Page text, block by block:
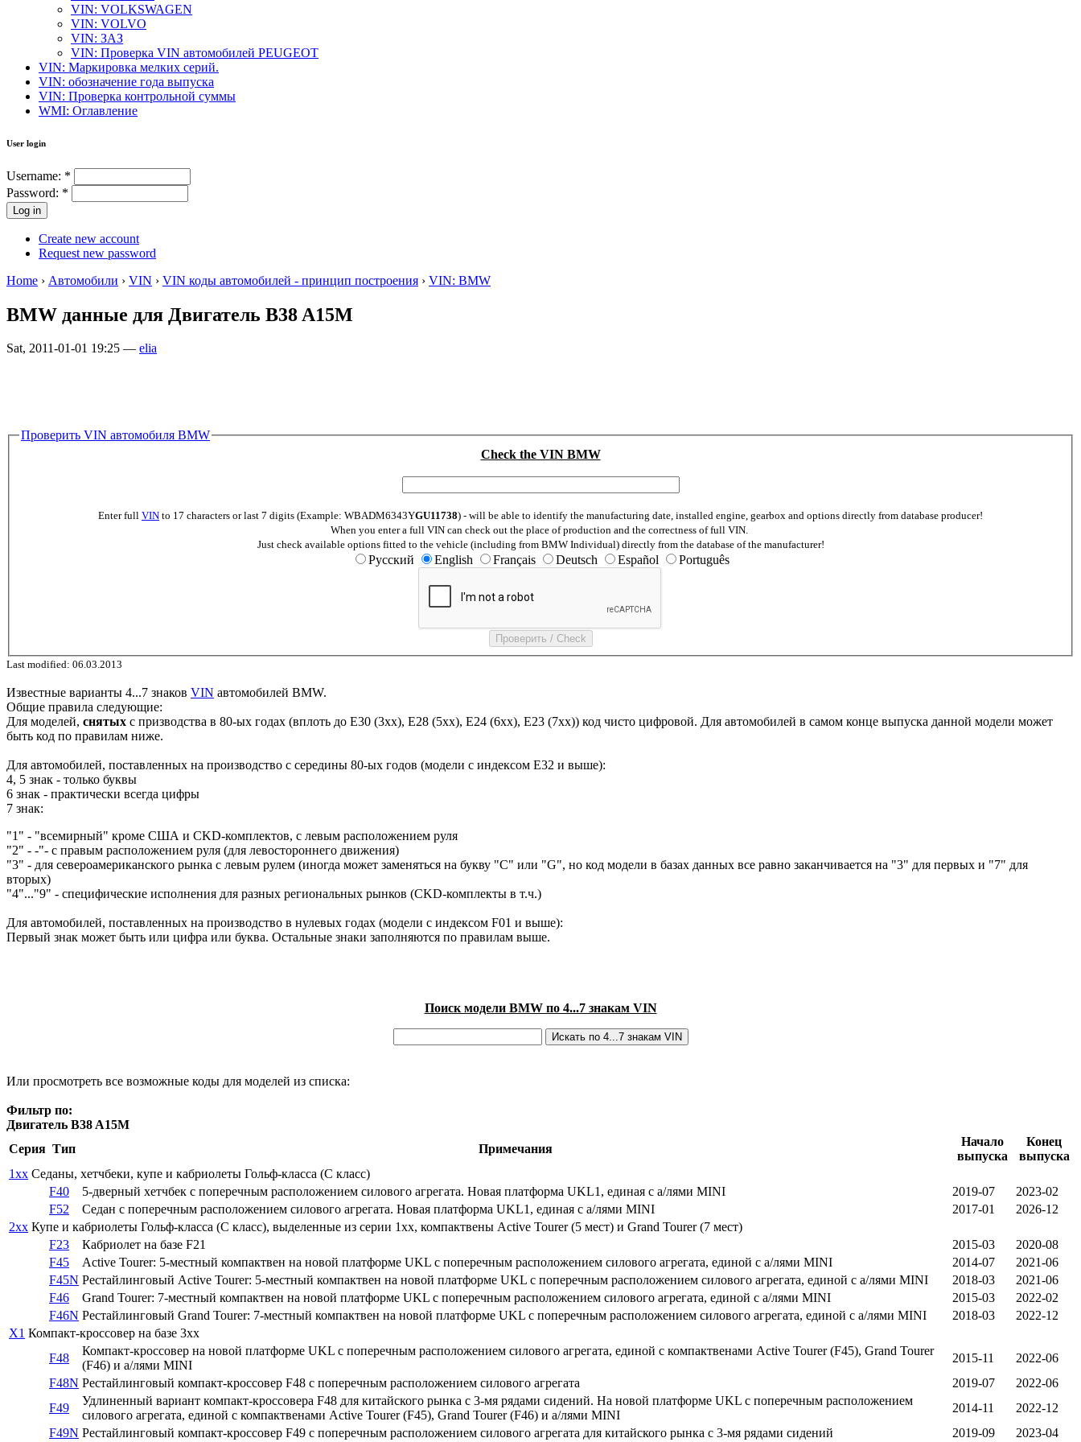
VIN: VOLKSWAGEN
VIN: VOLVO
VIN: ЗАЗ
VIN: Проверка VIN автомобилей PEUGEOT
VIN: Маркировка мелких серий.
VIN: обозначение года выпуска
VIN: Проверка контрольной суммы
WMI: Оглавление
User login
Username: *
Password: *
Create new account
Request new password
Home › Автомобили › VIN › VIN коды автомобилей - принцип построения › VIN: BMW
BMW данные для Двигатель B38 A15M
Sat, 2011-01-01 19:25 — elia
Проверить VIN автомобиля BMW
Check the VIN BMW
Enter full VIN to 17 characters or last 7 digits (Example: WBADM6343YGU11738) - will be able to identify the manufacturing date, installed engine, gearbox and options directly from database producer!
When you enter a full VIN can check out the place of production and the correctness of full VIN.
Just check available options fitted to the vehicle (including from BMW Individual) directly from the database of the manufacturer!
Русский English Français Deutsch Español Português
Last modified: 06.03.2013
Известные варианты 4...7 знаков VIN автомобилей BMW.
Общие правила следующие:
Для моделей, снятых с призводства в 80-ых годах (вплоть до E30 (3xx), E28 (5xx), E24 (6xx), E23 (7xx)) код чисто цифровой. Для автомобилей в самом конце выпуска данной модели может
быть код по правилам ниже.
Для автомобилей, поставленных на производство с середины 80-ых годов (модели с индексом E32 и выше):
4, 5 знак - только буквы
6 знак - практически всегда цифры
7 знак:
"1" - "всемирный" кроме США и CKD-комплектов, с левым расположением руля
"2" - -"- с правым расположением руля (для левостороннего движения)
"3" - для североамериканского рынка с левым рулем (иногда может заменяться на букву "C" или "G", но код модели в базах данных все равно заканчивается на "3" для первых и "7" для
вторых)
"4"..."9" - специфические исполнения для разных региональных рынков (CKD-комплекты в т.ч.)
Для автомобилей, поставленных на производство в нулевых годах (модели с индексом F01 и выше):
Первый знак может быть или цифра или буква. Остальные знаки заполняются по правилам выше.
Поиск модели BMW по 4...7 знакам VIN
Или просмотреть все возможные коды для моделей из списка:
Фильтр по:
Двигатель B38 A15M
Серия Тип Примечания
Начало
выпуска
Конец
выпуска
1xx Седаны, хетчбеки, купе и кабриолеты Гольф-класса (C класс)
F40
5-дверный хетчбек с поперечным расположением силового агрегата. Новая платформа UKL1, единая с а/лями MINI 2019-07
2023-02
F52
Седан с поперечным расположением силового агрегата. Новая платформа UKL1, единая с а/лями MINI 2017-01
2026-12
2xx Купе и кабриолеты Гольф-класса (C класс), выделенные из серии 1xx, компактвены Active Tourer (5 мест) и Grand Tourer (7 мест)
F23
Кабриолет на базе F21 2015-03
2020-08
F45
Active Tourer: 5-местный компактвен на новой платформе UKL с поперечным расположением силового агрегата, единой с а/лями MINI 2014-07
2021-06
F45N Рестайлинговый Active Tourer: 5-местный компактвен на новой платформе UKL с поперечным расположением силового агрегата, единой с а/лями MINI 2018-03
2021-06
F46
Grand Tourer: 7-местный компактвен на новой платформе UKL с поперечным расположением силового агрегата, единой с а/лями MINI 2015-03
2022-02
F46N Рестайлинговый Grand Tourer: 7-местный компактвен на новой платформе UKL с поперечным расположением силового агрегата, единой с а/лями MINI 2018-03
2022-12
X1 Компакт-кроссовер на базе 3xx
F48
Компакт-кроссовер на новой платформе UKL с поперечным расположением силового агрегата, единой с компактвенами Active Tourer (F45), Grand Tourer
(F46) и а/лями MINI
2015-11
2022-06
F48N Рестайлинговый компакт-кроссовер F48 с поперечным расположением силового агрегата 2019-07
2022-06
F49
Удлиненный вариант компакт-кроссовера F48 для китайского рынка с 3-мя рядами сидений. На новой платформе UKL с поперечным расположением
силового агрегата, единой с компактвенами Active Tourer (F45), Grand Tourer (F46) и а/лями MINI
2014-11
2022-12
F49N Рестайлинговый компакт-кроссовер F49 с поперечным расположением силового агрегата для китайского рынка с 3-мя рядами сидений 2019-09 2023-04